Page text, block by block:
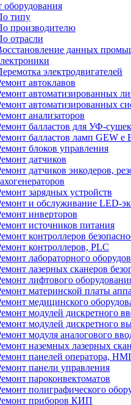
оборудования
типу
производителю
отрасли
данных
электродвигателей
автоклавов
автоматизированных
автоматизированных
анализаторов
балластов для УФ-
балластов ламп GEW e
блоков управления
датчиков
датчиков энкодеров,
зарядных устройств
и обслуживание LED-
инверторов
источников питания
контроллеров
контроллеров, PLC
лабораторного
лазерных сканеров
лифтового
материнской платы
медицинского
модулей дискретного
модулей дискретного
модуля аналогового
наземных лазерных
панелей оператора, HMI
панели управления
пароконвектоматов
полиграфического
приборов КИП